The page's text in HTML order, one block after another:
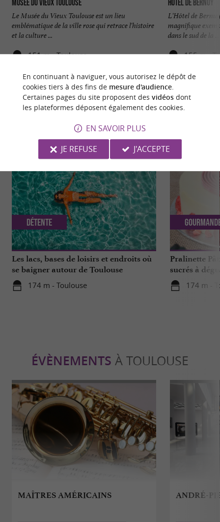
Musée du Vieux Toulouse
Le Musée du Vieux Toulouse est un lieu
emblématique de la ville rose qui retrace l'histoire
et la culture ...
151 m - Toulouse
Hôtel de Bernuy
L'Hôtel de
magnifique
dans le sud de la ...
155 m -
NOUS AVONS TESTÉPOUR VOUS
Les lacs, bases de loisirs et endroits où
se baigner autour de Toulouse
174 m - Toulouse
Détente
Pralinette
sucrés à
de Toulouse
174 m -
ÉVÈNEMENTS À TOULOUSE
MAÎTRES AMÉRICAINS ANDRÉ-
En continuant à naviguer, vous autorisez le dépôt de
cookies tiers à des fins de mesure d'audience.
Certaines pages du site proposent des vidéosdont
les plateformes déposent également des cookies.
EN SAVOIR PLUS
JE REFUSE
J'ACCEPTE